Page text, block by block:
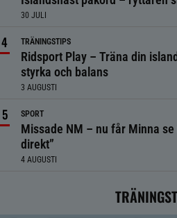
30 JULI
TRÄNINGSTIPS
Ridsport Play – Träna din
styrka och balans
3 AUGUSTI
SPORT
Missade NM – nu får Minna
direkt”
4 AUGUSTI